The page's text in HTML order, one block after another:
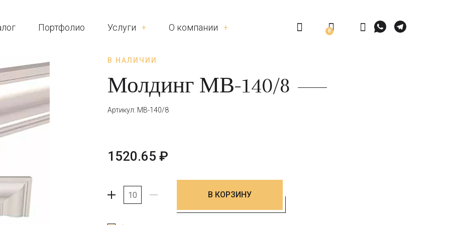
Портфолио Услуги О компании 0
В НАЛИЧИИ
Молдинг МВ-140/8
Артикул: МВ-140/8
1520.65 ₽
-
+ В КОРЗИНУ